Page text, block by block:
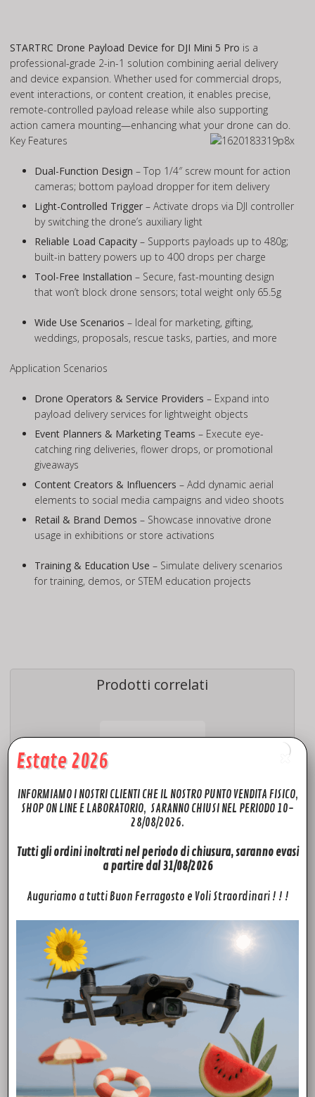
STARTRC Drone Payload Device for DJI Mini 5 Pro is a
professional-grade 2-in-1 solution combining aerial delivery
and device expansion. Whether used for commercial drops,
event interactions, or content creation, it enables precise,
remote-controlled payload release while also supporting
action camera mounting—enhancing what your drone can do.
Key Features
Dual-Function Design – Top 1/4″ screw mount for action
cameras; bottom payload dropper for item delivery
Light-Controlled Trigger – Activate drops via DJI controller
by switching the drone’s auxiliary light
Reliable Load Capacity – Supports payloads up to 480g;
built-in battery powers up to 400 drops per charge
Tool-Free Installation – Secure, fast-mounting design
that won’t block drone sensors; total weight only 65.5g
Wide Use Scenarios – Ideal for marketing, gifting,
weddings, proposals, rescue tasks, parties, and more
Application Scenarios
Drone Operators & Service Providers – Expand into
payload delivery services for lightweight objects
Event Planners & Marketing Teams – Execute eye-
catching ring deliveries, flower drops, or promotional
giveaways
Content Creators & Influencers – Add dynamic aerial
elements to social media campaigns and video shoots
Retail & Brand Demos – Showcase innovative drone
usage in exhibitions or store activations
Training & Education Use – Simulate delivery scenarios
for training, demos, or STEM education projects
Prodotti correlati
Filtri per DJI Neo CPL ND8/16/32 (set da 4 pezzi)
29,00 €
Aggiungi al carrello
ACCESSORI
Estate 2026
INFORMIAMO I NOSTRI CLIENTI CHE IL NOSTRO PUNTO VENDITA FISICO,
SHOP ON LINE E LABORATORIO, SARANNO CHIUSI NEL PERIODO 10-
28/08/2026.
Tutti gli ordini inoltrati nel periodo di chiusura, saranno evasi
a partire dal 31/08/2026
Auguriamo a tutti Buon Ferragosto e Voli Straordinari ! ! !